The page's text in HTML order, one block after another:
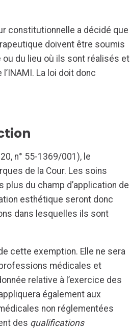
constitutionnelle a décidé que
doivent être soumis
ou du lieu où ils sont réalisés et
La loi doit donc
n° 55-1369/001), le
de la Cour. Les soins
plus du champ d’application de
esthétique seront donc
dans lesquelles ils sont
cette exemption. Elle ne sera
médicales et
relative à l’exercice des
également aux
non réglementées
des qualifications